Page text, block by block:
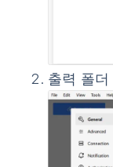
출력 폴더